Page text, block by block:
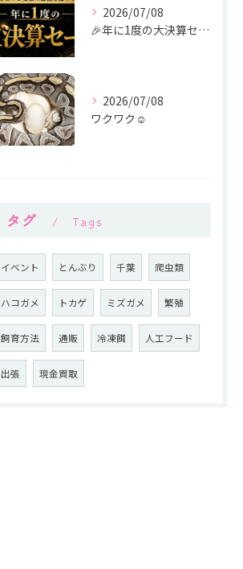
2026/07/08
🎉年に1度の大決算セール開催🎉
2026/07/08
ワクワク☺
タグ Tags
イベント とんぶり 千葉 爬虫類
ハコガメ トカゲ ミズガメ 繁殖
飼育方法 通販 冷凍餌 人工フード
出張 現金買取